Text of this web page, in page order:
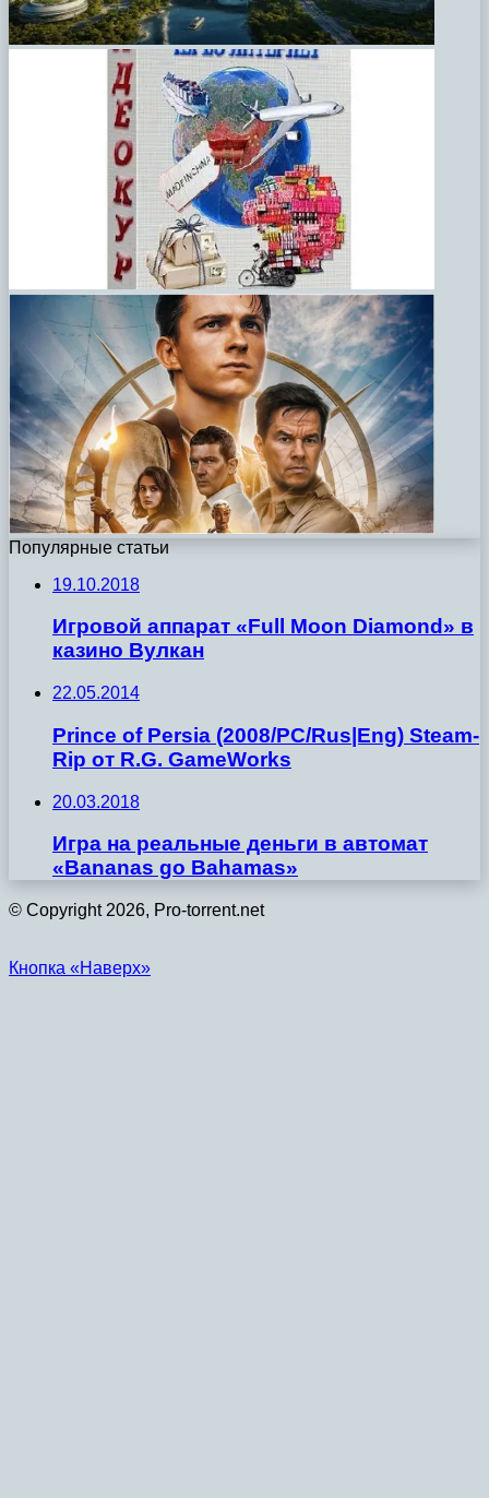
Популярные статьи
19.10.2018
Игровой аппарат «Full Moon Diamond» в
казино Вулкан
22.05.2014
Prince of Persia (2008/PC/Rus|Eng) Steam-
Rip от R.G. GameWorks
20.03.2018
Игра на реальные деньги в автомат
«Bananas go Bahamas»
© Copyright 2026, Pro-torrent.net
Кнопка «Наверх»